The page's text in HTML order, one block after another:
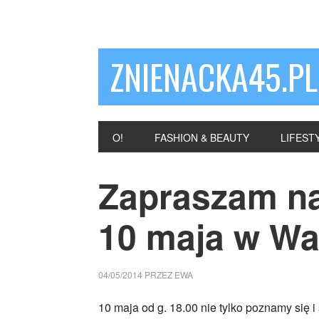
ZNIENACKA45.PL
O! FASHION & BEAUTY
Zapraszam
10 maja w
04/05/2014 PRZEZ EWA
10 maja od g. 18.00 nie tylko poznamy się